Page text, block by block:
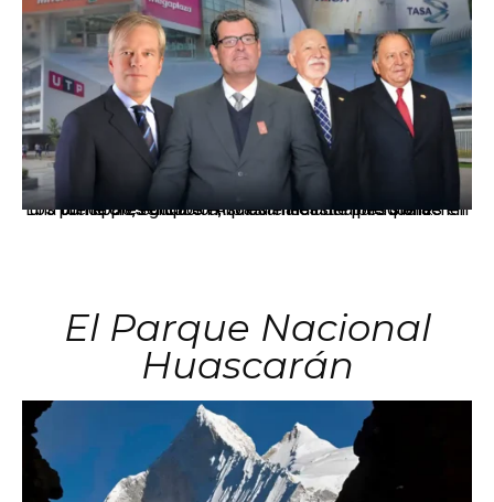
Los principales grupos empresariales del país mantienen una fuerte presencia en Áncash mediante inversiones en comercio, educación, salud e industria pesquera.
El Parque Nacional
Huascarán